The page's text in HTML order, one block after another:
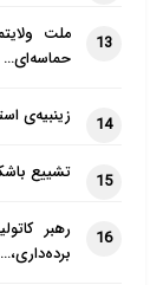
13
ملت
حماسه‌ای…
14 زینبیه‌ی
15 تشییع
16
رهبر
برده‌داری،…